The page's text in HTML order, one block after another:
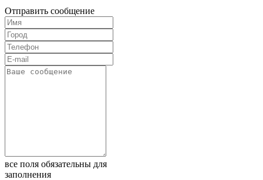
Отправить сообщение
все поля обязательны для
заполнения